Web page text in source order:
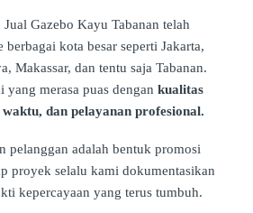
Gazebo Kayu Tabanan telah
kota besar seperti Jakarta,
Makassar, dan tentu saja Tabanan.
merasa puas dengan kualitas
dan pelayanan profesional.
pelanggan adalah bentuk promosi
proyek selalu kami dokumentasikan
kepercayaan yang terus tumbuh.